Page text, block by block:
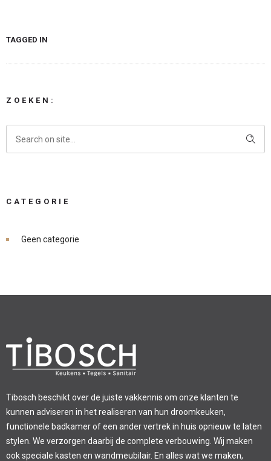
TAGGED IN
ZOEKEN:
CATEGORIE
Geen categorie
Tibosch beschikt over de juiste vakkennis om onze klanten te
kunnen adviseren in het realiseren van hun droomkeuken,
functionele badkamer of een ander vertrek in huis opnieuw te laten
stylen. We verzorgen daarbij de complete verbouwing. Wij maken
ook speciale kasten en wandmeubilair. En alles wat we maken,